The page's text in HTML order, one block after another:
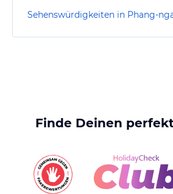
Sehenswürdigkeiten in Phang-
Finde Deinen